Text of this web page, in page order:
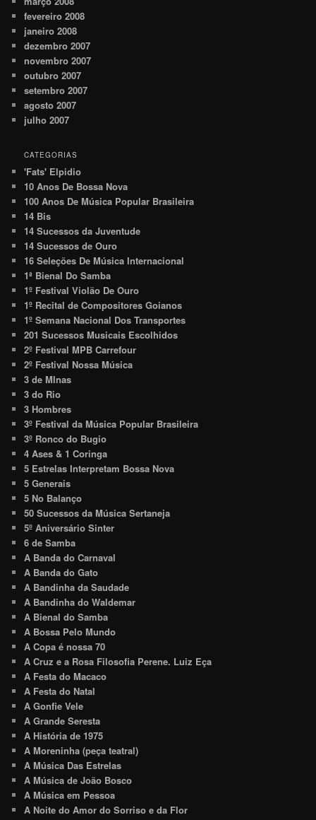
fevereiro 2008
janeiro 2008
dezembro 2007
novembro 2007
outubro 2007
setembro 2007
agosto 2007
julho 2007
CATEGORIAS
'Fats' Elpidio
10 Anos De Bossa Nova
100 Anos De Música Popular Brasileira
14 Bis
14 Sucessos da Juventude
14 Sucessos de Ouro
16 Seleções De Música Internacional
1ª Bienal Do Samba
1º Festival Violão De Ouro
1º Recital de Compositores Goianos
1º Semana Nacional Dos Transportes
201 Sucessos Musicais Escolhidos
2º Festival MPB Carrefour
2º Festival Nossa Música
3 de MInas
3 do Rio
3 Hombres
3º Festival da Música Popular Brasileira
3º Ronco do Bugio
4 Ases & 1 Coringa
5 Estrelas Interpretam Bossa Nova
5 Generais
5 No Balanço
50 Sucessos da Música Sertaneja
5º Aniversário Sinter
6 de Samba
A Banda do Carnaval
A Banda do Gato
A Bandinha da Saudade
A Bandinha do Waldemar
A Bienal do Samba
A Bossa Pelo Mundo
A Copa é nossa 70
A Cruz e a Rosa Filosofia Perene. Luiz Eça
A Festa do Macaco
A Festa do Natal
A Gonfie Vele
A Grande Seresta
A História de 1975
A Moreninha (peça teatral)
A Música Das Estrelas
A Música de João Bosco
A Música em Pessoa
A Noite do Amor do Sorriso e da Flor